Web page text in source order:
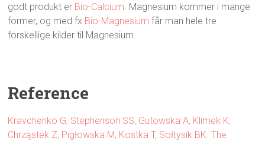
godt produkt er Bio-Calcium. Magnesium kommer i mange
former, og med fx Bio-Magnesium får man hele tre
forskellige kilder til Magnesium.
Reference
Kravchenko G, Stephenson SS, Gutowska A, Klimek K,
Chrząstek Z, Pigłowska M, Kostka T, Sołtysik BK. The